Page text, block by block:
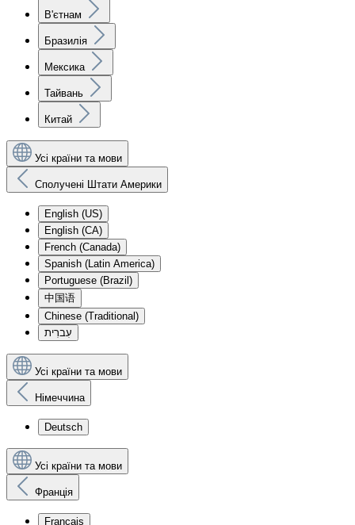
В'єтнам
Бразилія
Мексика
Тайвань
Китай
Усі країни та мови
Сполучені Штати Америки
English (US)
English (CA)
French (Canada)
Spanish (Latin America)
Portuguese (Brazil)
中国语
Chinese (Traditional)
עִברִית
Усі країни та мови
Німеччина
Deutsch
Усі країни та мови
Франція
Français